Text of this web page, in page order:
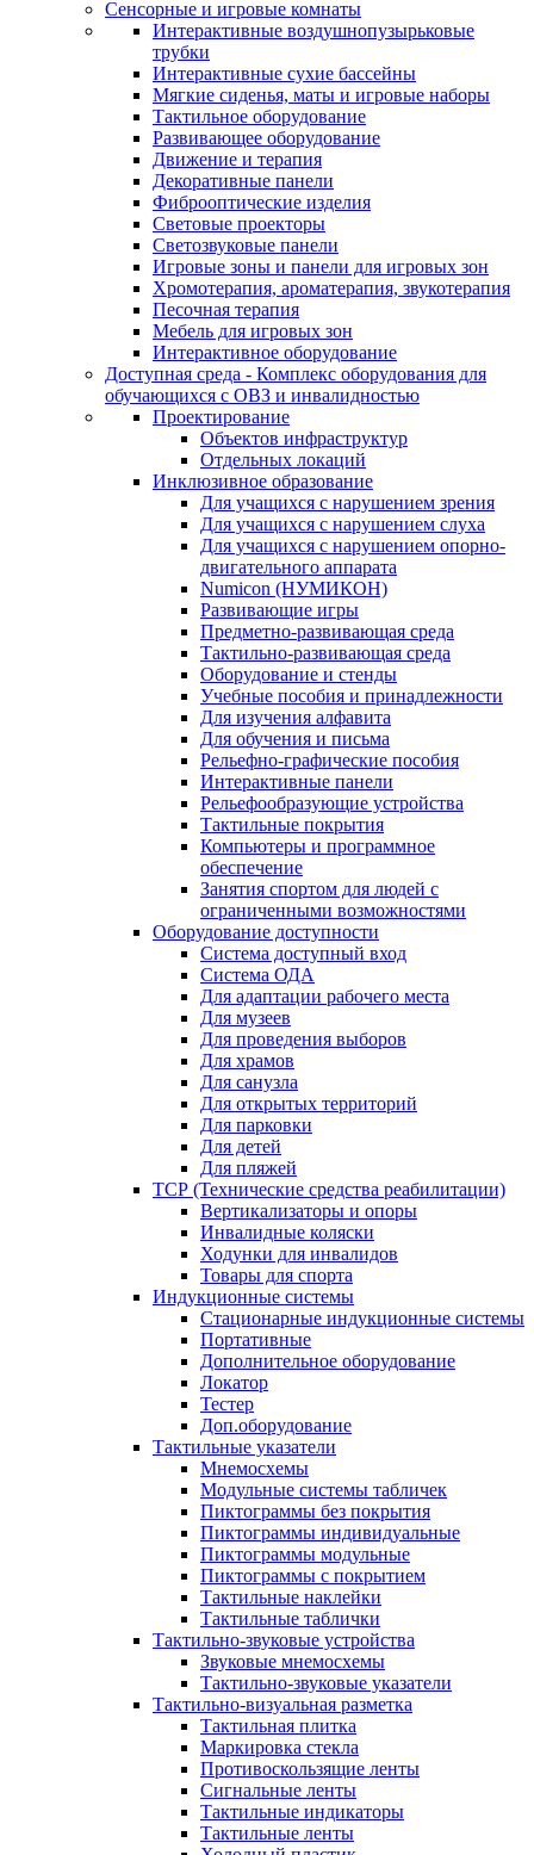
Сенсорные и игровые комнаты
Интерактивные воздушнопузырьковые
трубки
Интерактивные сухие бассейны
Мягкие сиденья, маты и игровые наборы
Тактильное оборудование
Развивающее оборудование
Движение и терапия
Декоративные панели
Фиброоптические изделия
Световые проекторы
Светозвуковые панели
Игровые зоны и панели для игровых зон
Хромотерапия, ароматерапия, звукотерапия
Песочная терапия
Мебель для игровых зон
Интерактивное оборудование
Доступная среда - Комплекс оборудования для
обучающихся с ОВЗ и инвалидностью
Проектирование
Объектов инфраструктур
Отдельных локаций
Инклюзивное образование
Для учащихся с нарушением зрения
Для учащихся с нарушением слуха
Для учащихся с нарушением опорно-
двигательного аппарата
Numicon (НУМИКОН)
Развивающие игры
Предметно-развивающая среда
Тактильно-развивающая среда
Оборудование и стенды
Учебные пособия и принадлежности
Для изучения алфавита
Для обучения и письма
Рельефно-графические пособия
Интерактивные панели
Рельефообразующие устройства
Тактильные покрытия
Компьютеры и программное
обеспечение
Занятия спортом для людей с
ограниченными возможностями
Оборудование доступности
Система доступный вход
Система ОДА
Для адаптации рабочего места
Для музеев
Для проведения выборов
Для храмов
Для санузла
Для открытых территорий
Для парковки
Для детей
Для пляжей
ТСР (Технические средства реабилитации)
Вертикализаторы и опоры
Инвалидные коляски
Ходунки для инвалидов
Товары для спорта
Индукционные системы
Стационарные индукционные системы
Портативные
Дополнительное оборудование
Локатор
Тестер
Доп.оборудование
Тактильные указатели
Мнемосхемы
Модульные системы табличек
Пиктограммы без покрытия
Пиктограммы индивидуальные
Пиктограммы модульные
Пиктограммы с покрытием
Тактильные наклейки
Тактильные таблички
Тактильно-звуковые устройства
Звуковые мнемосхемы
Тактильно-звуковые указатели
Тактильно-визуальная разметка
Тактильная плитка
Маркировка стекла
Противоскользящие ленты
Сигнальные ленты
Тактильные индикаторы
Тактильные ленты